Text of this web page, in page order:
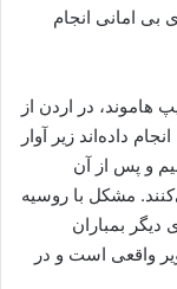
بی امانی انجام
هاموند، در اردن از
دادەاند زیر آوار
و پس از آن
مشکل با روسیە
بمباران
واقعی است و در